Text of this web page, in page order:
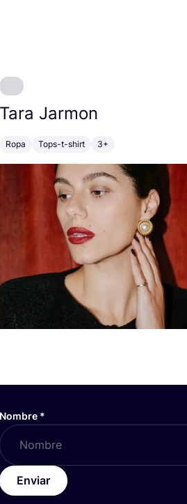
{nombre}
Tara Jarmon
Ropa Tops-t-shirt 3+
Nombre *
Enviar